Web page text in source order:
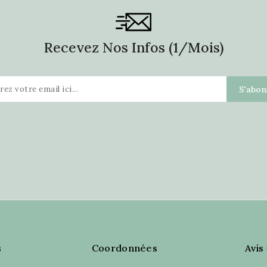
Recevez Nos Infos (1/mois)
Coordonnées Avis